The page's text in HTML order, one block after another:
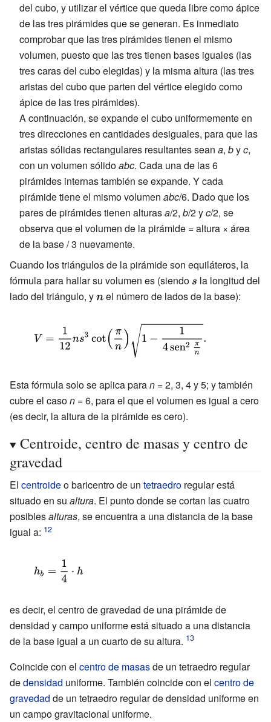
del cubo, y utilizar el vértice que queda libre como ápice
de las tres pirámides que se generan. Es inmediato
comprobar que las tres pirámides tienen el mismo
volumen, puesto que las tres tienen bases iguales (las
tres caras del cubo elegidas) y la misma altura (las tres
aristas del cubo que parten del vértice elegido como
ápice de las tres pirámides).
A continuación, se expande el cubo uniformemente en
tres direcciones en cantidades desiguales, para que las
aristas sólidas rectangulares resultantes sean a, byc,
con un volumen sólidoabc. Cada una de las 6
pirámides internas también se expande. Y cada
pirámide tiene el mismo volumen abc/6. Dado que los
pares de pirámides tienen alturasa/2, b/2 yc/2, se
observa que el volumen de la pirámide = altura × área
de la base / 3 nuevamente.
Cuando los triángulos de la pirámide son equiláteros, la
fórmula para hallar su volumen es (siendo {\displaystyle
s}
la longitud del
lado del triángulo, y{\displaystyle
el número de lados de la base):
{\displaystyle
V={\frac {1}
\left({\frac {\pi }
{n}}\right){\sqrt
{1-{\frac {1}
{4\operatorname
{sen} ^{2}
{\tfrac {\pi }
{n}}}}}}.}
Esta fórmula solo se aplica paran = 2, 3, 4 y 5; y también
cubre el cason = 6, para el que el volumen es igual a cero
(es decir, la altura de la pirámide es cero).
Centroide, centro de masas y centro de
gravedad
El centroideo baricentro de un tetraedro regular está
situado en su altura. El punto donde se cortan las cuatro
posiblesalturas, se encuentra a una distancia de la base
igual a:
{\displaystyle
h_{b}={\frac
h}
es decir, el centro de gravedad de una pirámide de
densidad y campo uniforme está situado a una distancia
de la base igual a un cuarto de su altura.
Coincide con el centro de masasde un tetraedro regular
dedensidad uniforme. También coincide con el centro de
gravedad de un tetraedro regular de densidad uniforme en
un campo gravitacional uniforme.